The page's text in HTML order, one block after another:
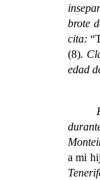
brote
cita:
(8).
edad
El
a mi